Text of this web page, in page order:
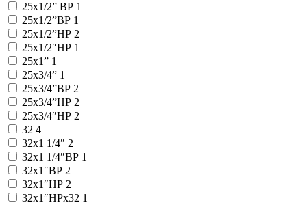
25х1/2” ВР 1
25х1/2”ВР 1
25х1/2”НР 2
25х1/2″НР 1
25х1” 1
25х3/4” 1
25х3/4”ВР 2
25х3/4”НР 2
25х3/4″НР 2
32 4
32x1 1/4″ 2
32x1 1/4″ВР 1
32x1″ВР 2
32x1″НР 2
32x1″НРx32 1